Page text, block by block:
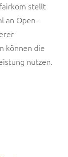
stellt
an Open-
können die
nutzen.